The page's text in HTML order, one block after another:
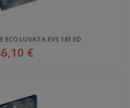
ECO LUVATA EVS 181 ED
€